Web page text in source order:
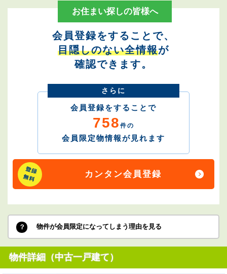
お住まい探しの皆様へ
会員登録をすることで、
目隠しのない全情報が
確認できます。
さらに
会員登録をすることで
758 件の
会員限定物情報が見れます
カンタン会員登録
物件が会員限定になってしまう理由を見る
物件詳細（中古一戸建て）